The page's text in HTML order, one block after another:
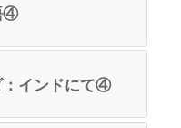
④
：インドにて④